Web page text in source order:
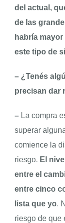
del actual,
de las
habría
este tipo de
– ¿Tenés
precisan dar
– La compra
superar
comience la
riesgo. El
entre el
entre cinco
lista que yo.
riesgo de que